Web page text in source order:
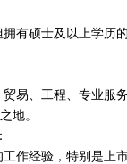
有硕士及以上学历
易、工程、专业服
地。
作经验，特别是上